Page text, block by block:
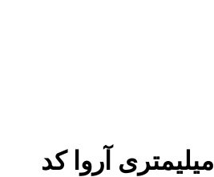
گردبر بتن 35 میلیمتری آروا کد